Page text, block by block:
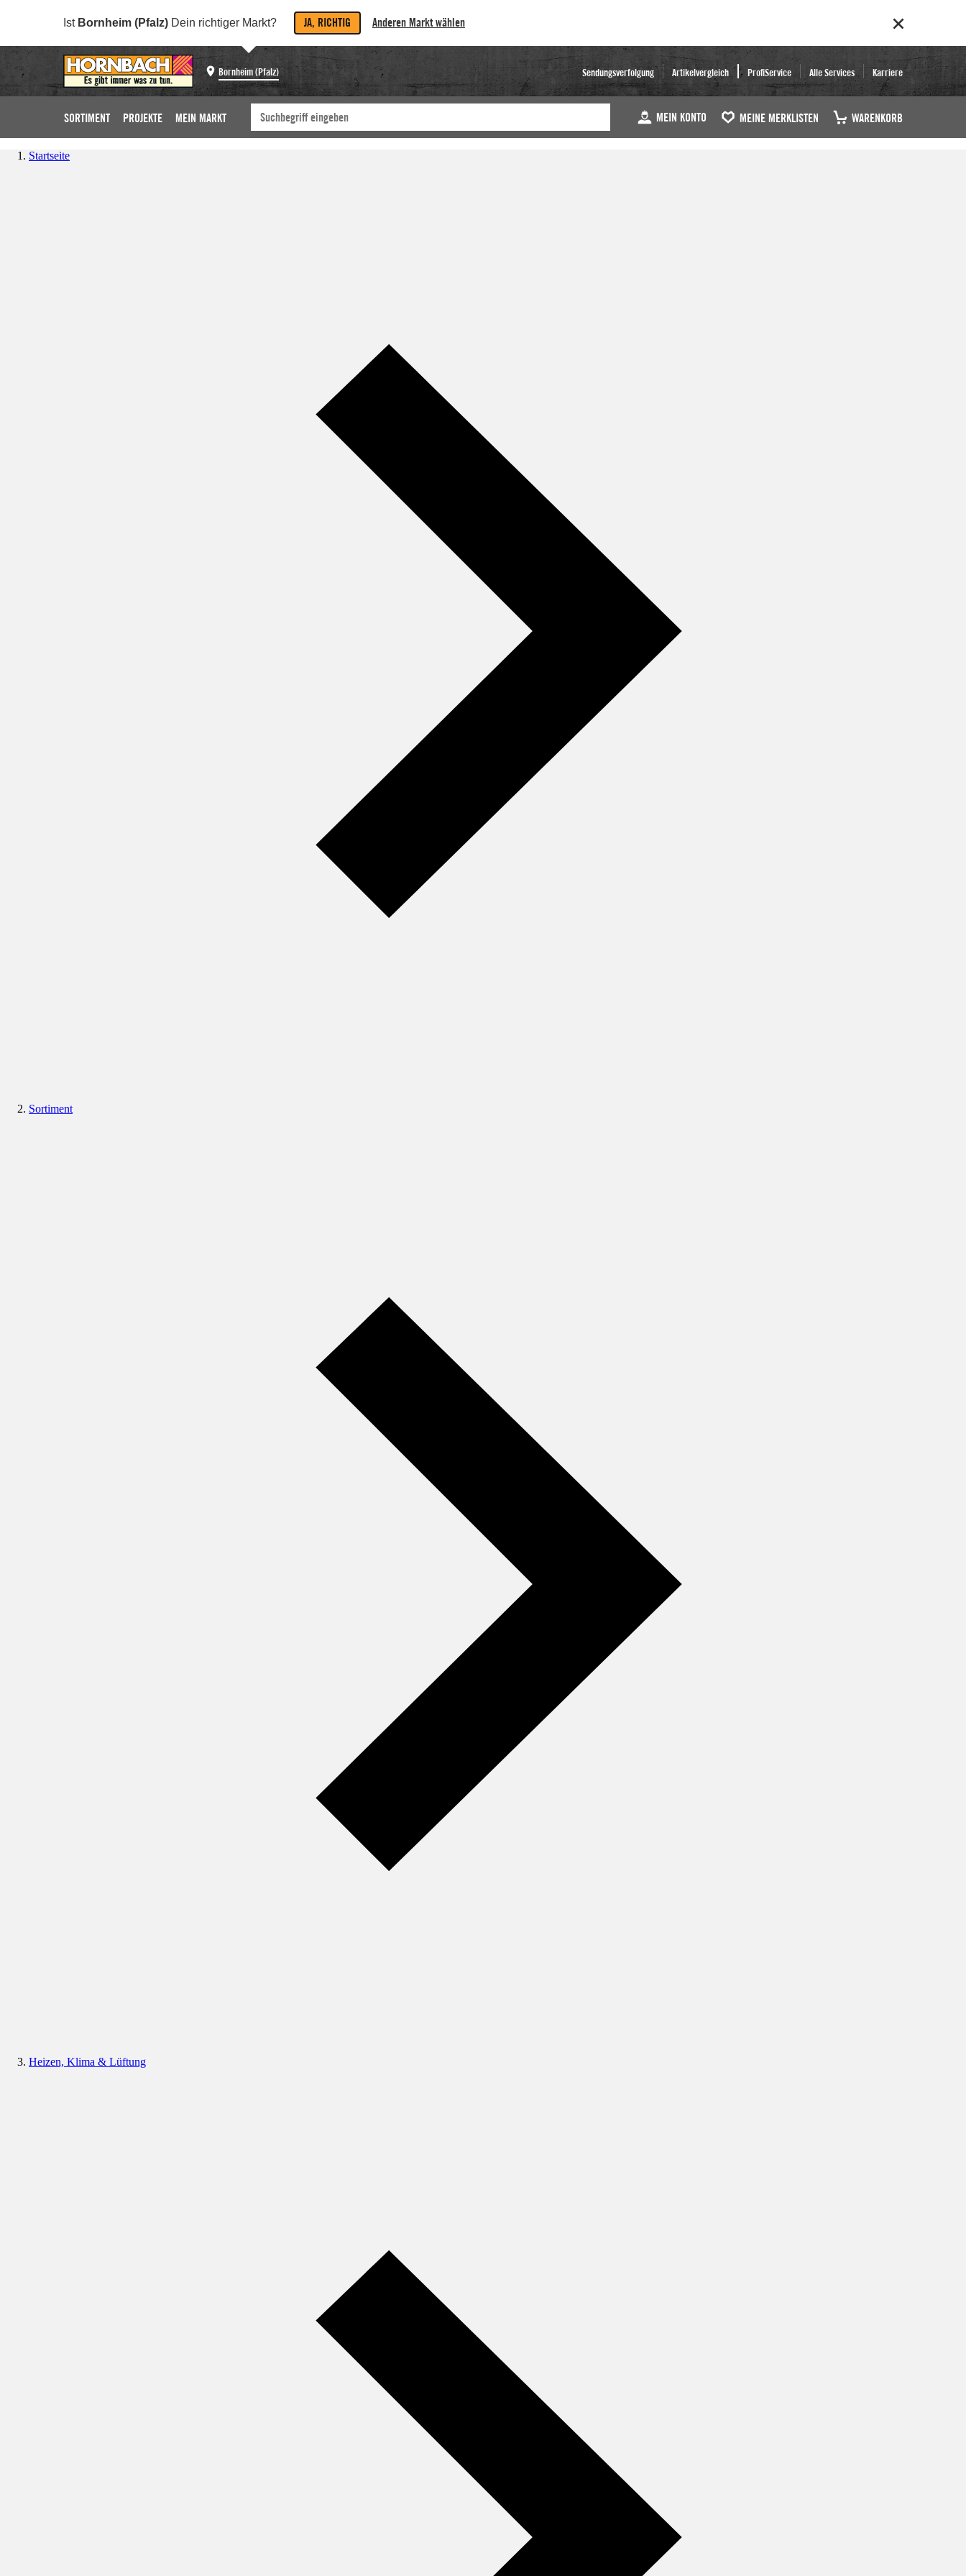
Ist Bornheim (Pfalz) Dein richtiger Markt? JA, RICHTIG Anderen Markt wählen
Bornheim (Pfalz) Sendungsverfolgung Artikelvergleich ProfiService Alle Services Karriere
SORTIMENT PROJEKTE MEIN MARKT MEIN KONTO MEINE MERKLISTEN WARENKORB
Startseite
Sortiment
Heizen, Klima & Lüftung